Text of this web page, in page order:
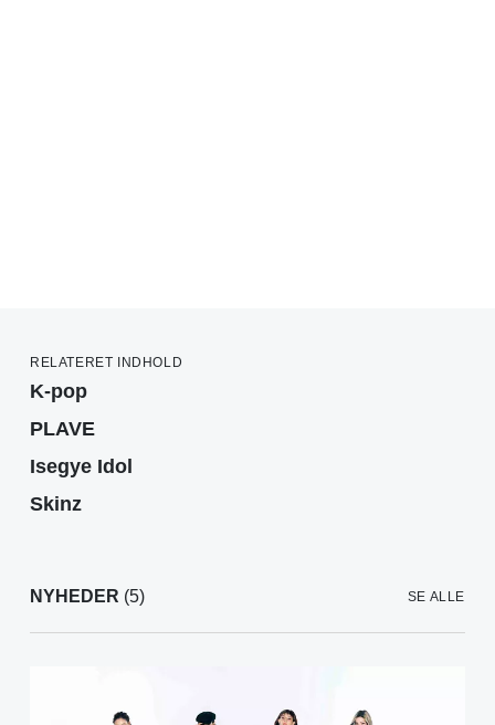
RELATERET INDHOLD
K-pop
PLAVE
Isegye Idol
Skinz
NYHEDER (5) SE ALLE